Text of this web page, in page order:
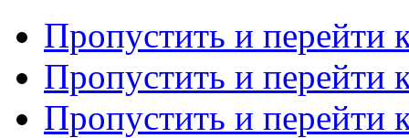
Пропустить и перейти
Пропустить и перейти
Пропустить и перейти